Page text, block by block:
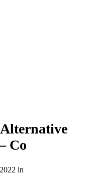
Co
in